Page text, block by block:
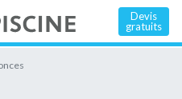
Devis
gratuits